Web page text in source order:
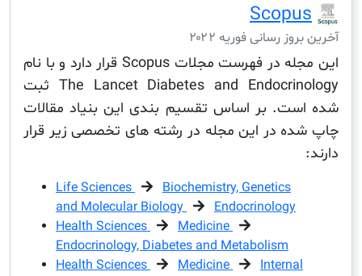
رسانی فوریه ۲۰۲۲
این مجله در فهرست مجلات Scopus قرار دارد و با نام
The Lancet Diabetes and Endocrinology ثبت
بر اساس تقسیم بندی این بنیاد مقالات
در این مجله در رشته های تخصصی زیر قرار
Life Sciences
Biochemistry, Genetics
and Molecular Biology
Endocrinology
Health Sciences
Medicine
Endocrinology, Diabetes and Metabolism
Health Sciences
Medicine